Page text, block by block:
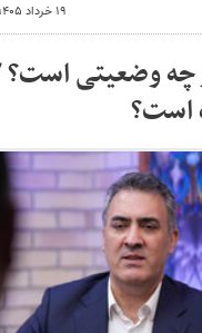
۱۹ خرداد ۱۴۰۵ - ۱۴:۳۰
چه وضعیتی است؟
است؟